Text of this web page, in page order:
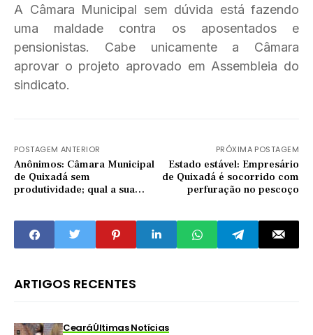
A Câmara Municipal sem dúvida está fazendo
uma maldade contra os aposentados e
pensionistas. Cabe unicamente a Câmara
aprovar o projeto aprovado em Assembleia do
sindicato.
POSTAGEM ANTERIOR
Anônimos: Câmara Municipal
de Quixadá sem
produtividade; qual a sua
PRÓXIMA POSTAGEM
Estado estável: Empresário
de Quixadá é socorrido com
perfuração no pescoço
ARTIGOS RECENTES
CearáÚltimas Notícias